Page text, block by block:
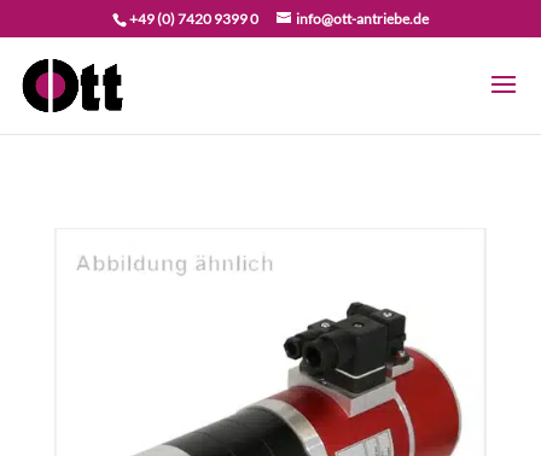
+49 (0) 7420 9399 0 info@ott-antriebe.de